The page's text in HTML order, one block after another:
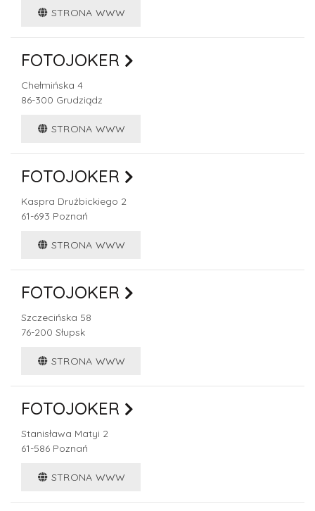
STRONA WWW
FOTOJOKER
Chełmińska 4
86-300 Grudziądz
STRONA WWW
FOTOJOKER
Kaspra Drużbickiego 2
61-693 Poznań
STRONA WWW
FOTOJOKER
Szczecińska 58
76-200 Słupsk
STRONA WWW
FOTOJOKER
Stanisława Matyi 2
61-586 Poznań
STRONA WWW